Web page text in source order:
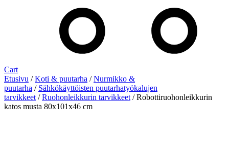
Cart
Etusivu /Koti & puutarha /Nurmikko &
puutarha / Sähkökäyttöisten puutarhatyökalujen
tarvikkeet /Ruohonleikkurin tarvikkeet / Robottiruohonleikkurin
katos musta 80x101x46 cm